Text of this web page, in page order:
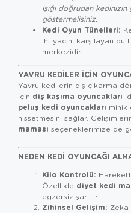
Işığı doğrudan
göstermelisiniz.
Kedi Oyun Tünelleri:
ihtiyacını karşılayan
merkezidir.
YAVRU KEDILER İÇIN
Yavru kedilerin diş çıkarma
için diş kaşıma oyuncakları
peluş kedi oyuncakları minik
hissetmesini sağlar.
maması seçeneklerimize de
NEDEN KEDI OYUNCAĞI
Kilo Kontrolü:
Özellikle diyet kedi
egzersiz şarttır.
Zihinsel Gelişim: Zeka